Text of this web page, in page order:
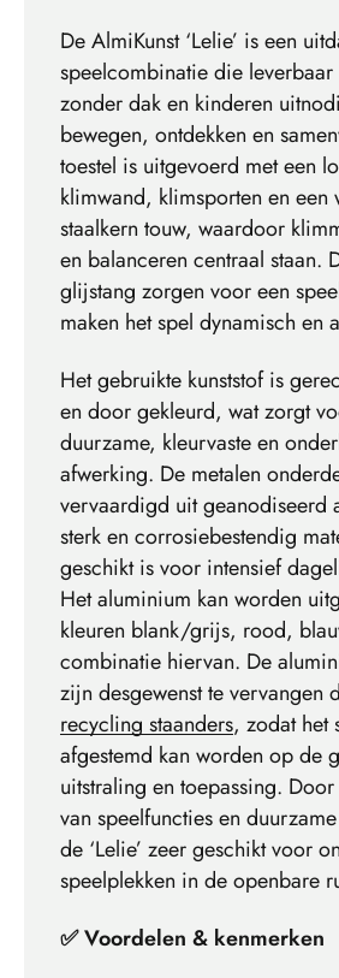
De AlmiKunst ‘Lelie’ is een
speelcombinatie die
zonder dak en kinderen
bewegen, ontdekken en
toestel is uitgevoerd met een
klimwand, klimsporten en een
staalkern touw, waardoor
en balanceren centraal staan.
glijstang zorgen voor een
maken het spel dynamisch en
Het gebruikte kunststof is
en door gekleurd, wat zorgt
duurzame, kleurvaste en
afwerking. De metalen
vervaardigd uit geanodiseerd
sterk en corrosiebestendig
geschikt is voor intensief
Het aluminium kan worden
kleuren blank/grijs, rood,
combinatie hiervan. De
zijn desgewenst te vervangen
recycling staanders, zodat het
afgestemd kan worden op de
uitstraling en toepassing.
van speelfuncties en
de ‘Lelie’ zeer geschikt voor
speelplekken in de openbare
✅ Voordelen & kenmerken